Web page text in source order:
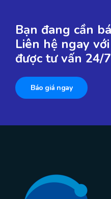
Bạn đang cần
Liên hệ ngay
được tư vấn 24/7
Báo giá ngay